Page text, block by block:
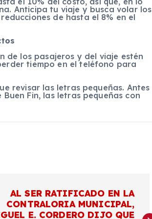
Anticipa tu viaje y busca volar los
de hasta el 8% en el
de los pasajeros y del viaje estén
tiempo en el teléfono para
revisar las letras pequeñas. Antes
Fin, las letras pequeñas con
AL SER RATIFICADO EN LA
CONTRALORIA MUNICIPAL,
E. CORDERO DIJO QUE